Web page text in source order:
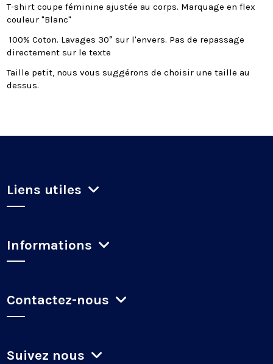
T-shirt coupe féminine ajustée au corps. Marquage en flex
couleur "Blanc"
100% Coton. Lavages 30° sur l'envers. Pas de repassage
directement sur le texte
Taille petit, nous vous suggérons de choisir une taille au
dessus.
Liens utiles
Informations
Contactez-nous
Suivez nous